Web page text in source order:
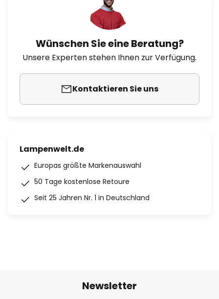
Wünschen Sie eine Beratung?
Unsere Experten stehen Ihnen zur Verfügung.
Kontaktieren Sie uns
Lampenwelt.de
Europas größte Markenauswahl
50 Tage kostenlose Retoure
Seit 25 Jahren Nr. 1 in Deutschland
Newsletter